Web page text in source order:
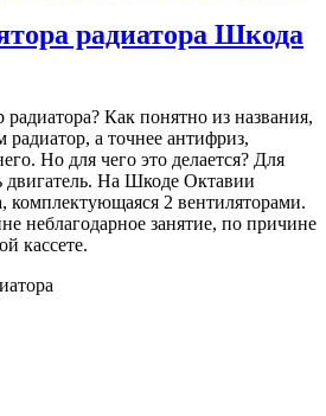
радиатора Шкода
Как понятно из названия,
радиатор, а точнее антифриз,
Но для чего это делается? Для
двигатель. На Шкоде Октавии
комплектующаяся 2 вентиляторами.
неблагодарное занятие, по причине
кассете.